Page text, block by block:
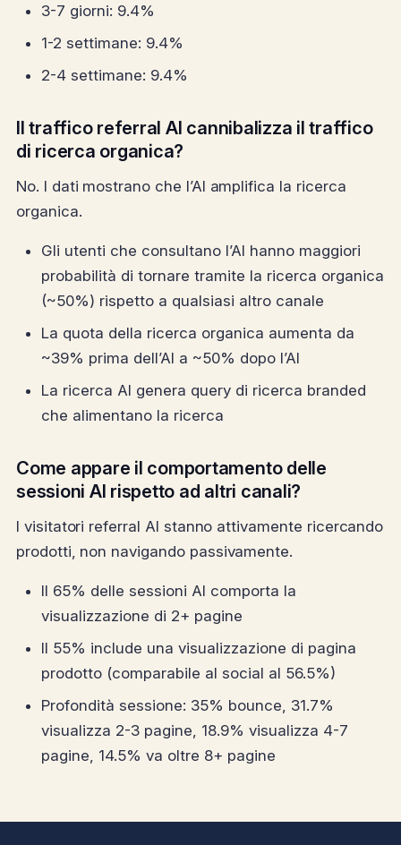
3-7 giorni: 9.4%
1-2 settimane: 9.4%
2-4 settimane: 9.4%
Il traffico referral AI cannibalizza il traffico
di ricerca organica?
No. I dati mostrano che l’AI amplifica la ricerca
organica.
Gli utenti che consultano l’AI hanno maggiori
probabilità di tornare tramite la ricerca organica
(~50%) rispetto a qualsiasi altro canale
La quota della ricerca organica aumenta da
~39% prima dell’AI a ~50% dopo l’AI
La ricerca AI genera query di ricerca branded
che alimentano la ricerca
Come appare il comportamento delle
sessioni AI rispetto ad altri canali?
I visitatori referral AI stanno attivamente ricercando
prodotti, non navigando passivamente.
Il 65% delle sessioni AI comporta la
visualizzazione di 2+ pagine
Il 55% include una visualizzazione di pagina
prodotto (comparabile al social al 56.5%)
Profondità sessione: 35% bounce, 31.7%
visualizza 2-3 pagine, 18.9% visualizza 4-7
pagine, 14.5% va oltre 8+ pagine